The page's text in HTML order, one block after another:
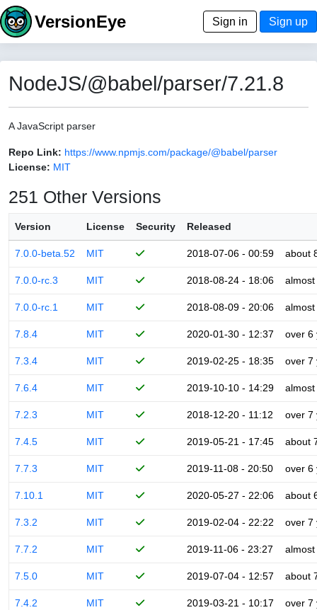
VersionEye Sign in Sign up
NodeJS/@babel/parser/7.21.8
A JavaScript parser
Repo Link: https://www.npmjs.com/package/@babel/parser
License: MIT
251 Other Versions
Version License Security Released
7.0.0-beta.52 MIT 2018-07-06 - 00:59 about
7.0.0-rc.3 MIT 2018-08-24 - 18:06
7.0.0-rc.1 MIT 2018-08-09 - 20:06
7.8.4 MIT 2020-01-30 - 12:37 over 6
7.3.4 MIT 2019-02-25 - 18:35 over 7
7.6.4 MIT 2019-10-10 - 14:29
7.2.3 MIT 2018-12-20 - 11:12 over 7
7.4.5 MIT 2019-05-21 - 17:45 about
7.7.3 MIT 2019-11-08 - 20:50 over 6
7.10.1 MIT 2020-05-27 - 22:06 about
7.3.2 MIT 2019-02-04 - 22:22 over 7
7.7.2 MIT 2019-11-06 - 23:27
7.5.0 MIT 2019-07-04 - 12:57 about
7.4.2 MIT 2019-03-21 - 10:17 over 7